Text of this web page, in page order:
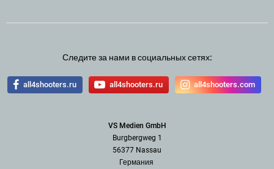
Следите за нами в социальных сетях:
all4shooters.ru all4shooters.ru all4shooters.com
VS Medien GmbH
Burgbergweg 1
56377 Nassau
Германия